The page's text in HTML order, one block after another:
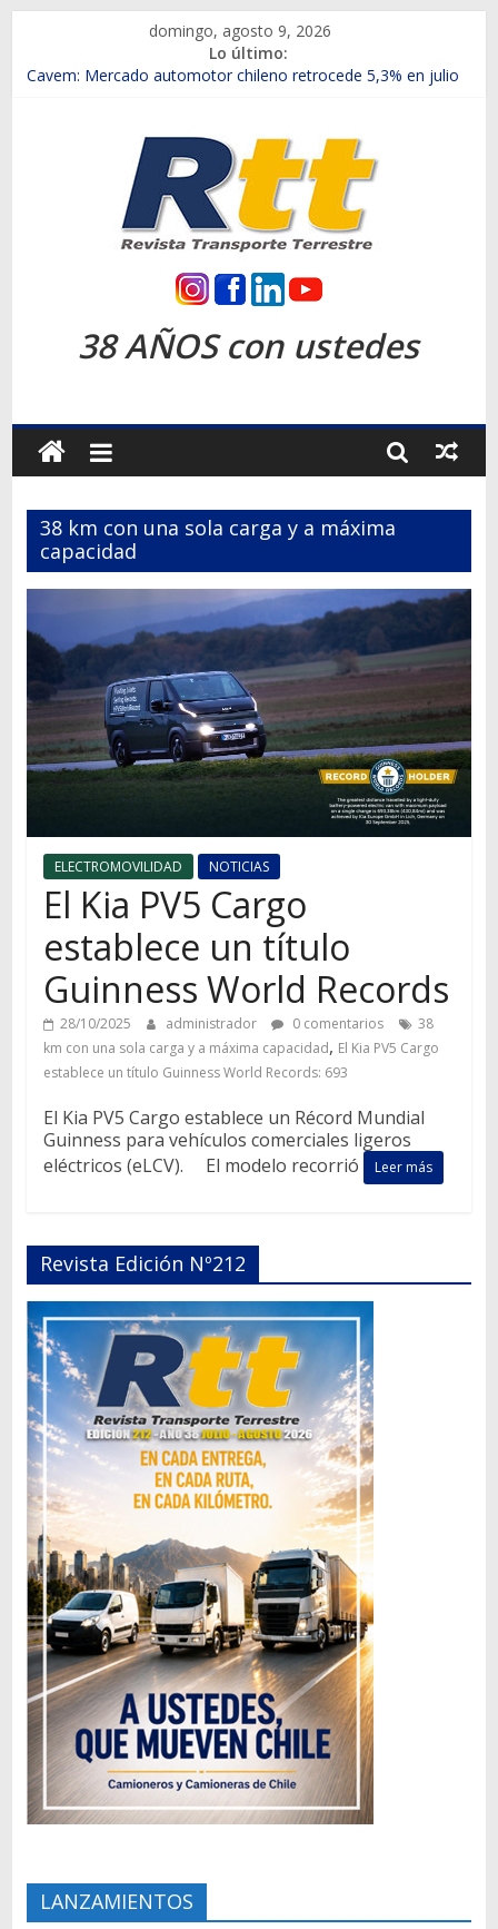
contenido
domingo, agosto 9, 2026
Lo último:
Chile es el primer mercado internacional en lanzar la nueva
Salfa suma vehículos electrificados de Chevrolet en el Biobío
Samex amplía su red con nuevas sucursales en Rancagua y
SINOTRUK Pick-ups presentó la recién estrenada Bolden en
la Expo Compras Públicas 2026
Revista
Transporte
Terrestre
Autos,
camiones,
motos,
del
mundo
del
transporte
38 AÑOS con ustedes
38 km con una sola carga y a máxima
capacidad
ELECTROMOVILIDAD NOTICIAS
El Kia PV5 Cargo
establece un título
Guinness World Records
28/10/2025 administrador 0 comentarios
38
km con una sola carga y a máxima capacidad, El Kia PV5 Cargo
establece un título Guinness World Records: 693
El Kia PV5 Cargo establece un Récord Mundial
Guinness para vehículos comerciales ligeros
eléctricos (eLCV). El modelo recorrió
Leer más
Revista Edición Nº212
LANZAMIENTOS